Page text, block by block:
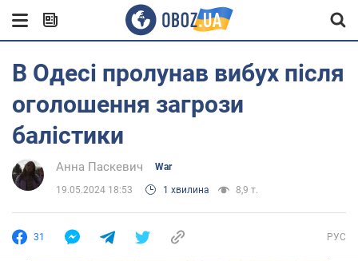
В Одесі пролунав вибух після
оголошення загрози
балістики
Анна Паскевич War
19.05.2024 18:53 1 хвилина 8,9 т.
31 РУС